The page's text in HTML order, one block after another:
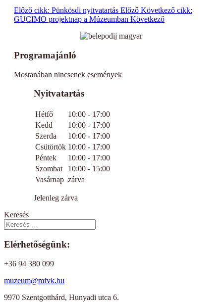
Előző cikk: Pünkösdi nyitvatartás Előző Következő cikk:
GUCIMO projektnap a Múzeumban Következő
Programajánló
Mostanában nincsenek események
Nyitvatartás
Hétfő
10:00 - 17:00
Kedd
10:00 - 17:00
Szerda
10:00 - 17:00
Csütörtök 10:00 - 17:00
Péntek
10:00 - 17:00
Szombat
10:00 - 15:00
Vasárnap zárva
Jelenleg zárva
Keresés
Elérhetőségünk:
+36 94 380 099
muzeum@mfvk.hu
9970 Szentgotthárd, Hunyadi utca 6.